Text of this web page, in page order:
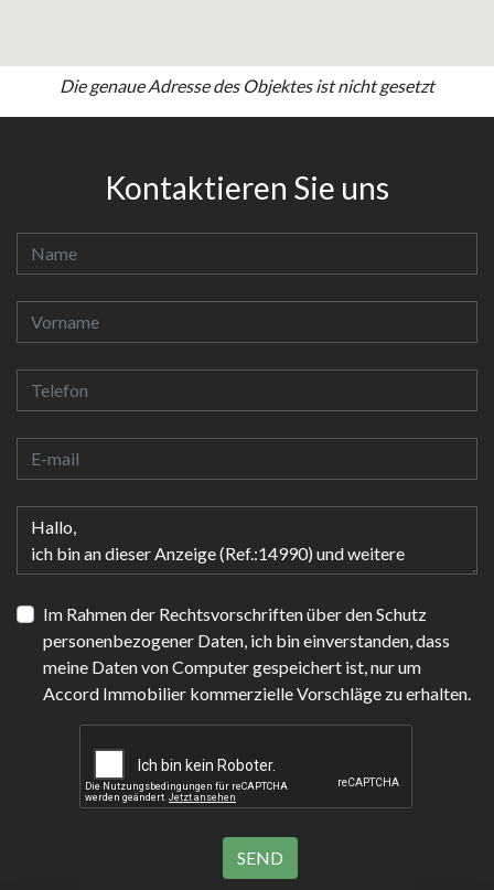
Die genaue Adresse des Objektes ist nicht gesetzt
Kontaktieren Sie uns
Im Rahmen der Rechtsvorschriften über den Schutz
personenbezogener Daten, ich bin einverstanden, dass
meine Daten von Computer gespeichert ist, nur um
Accord Immobilier kommerzielle Vorschläge zu erhalten.